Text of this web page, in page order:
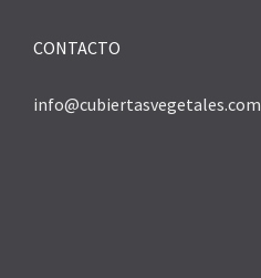
CONTACTO
info@cubiertasvegetales.com